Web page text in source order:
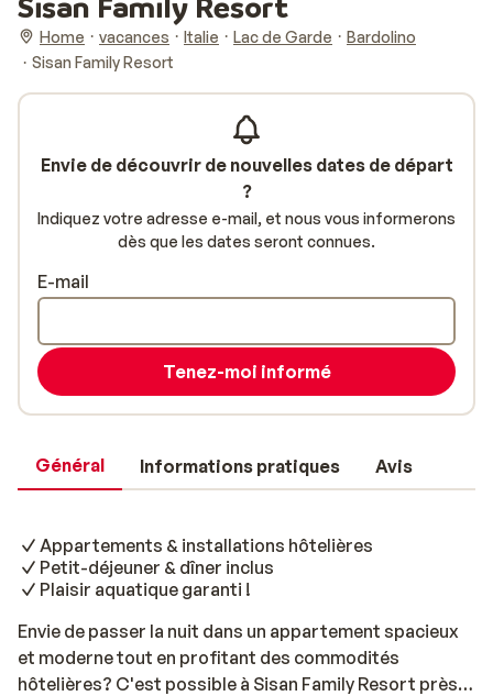
Home vacances Italie Lac de Garde
Bardolino
Sisan Family Resort
Général Informations pratiques Avis
Appartements & installations hôtelières
Petit-déjeuner & dîner inclus
Plaisir aquatique garanti !
Envie de passer la nuit dans un appartement spacieux
et moderne tout en profitant des commodités
hôtelières? C'est possible à Sisan Family Resort près
Envie de découvrir de nouvelles dates de départ
?
Indiquez votre adresse e-mail, et nous vous informerons
dès que les dates seront connues.
E-mail
Tenez-moi informé